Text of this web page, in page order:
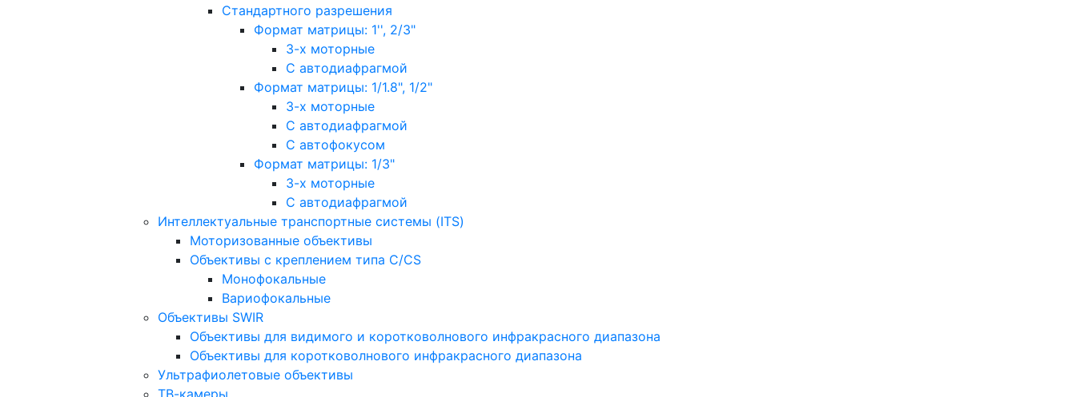
Стандартного разрешения
Формат матрицы: 1'', 2/3"
3-х моторные
С автодиафрагмой
Формат матрицы: 1/1.8", 1/2"
3-х моторные
С автодиафрагмой
С автофокусом
Формат матрицы: 1/3"
3-х моторные
С автодиафрагмой
Интеллектуальные транспортные системы (ITS)
Моторизованные объективы
Объективы с креплением типа C/CS
Монофокальные
Вариофокальные
Объективы SWIR
Объективы для видимого и коротковолнового инфракрасного диапазона
Объективы для коротковолнового инфракрасного диапазона
Ультрафиолетовые объективы
ТВ-камеры